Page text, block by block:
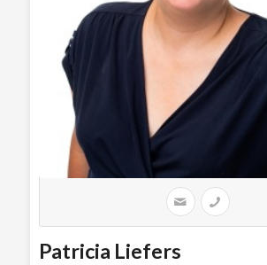
Patricia Liefers